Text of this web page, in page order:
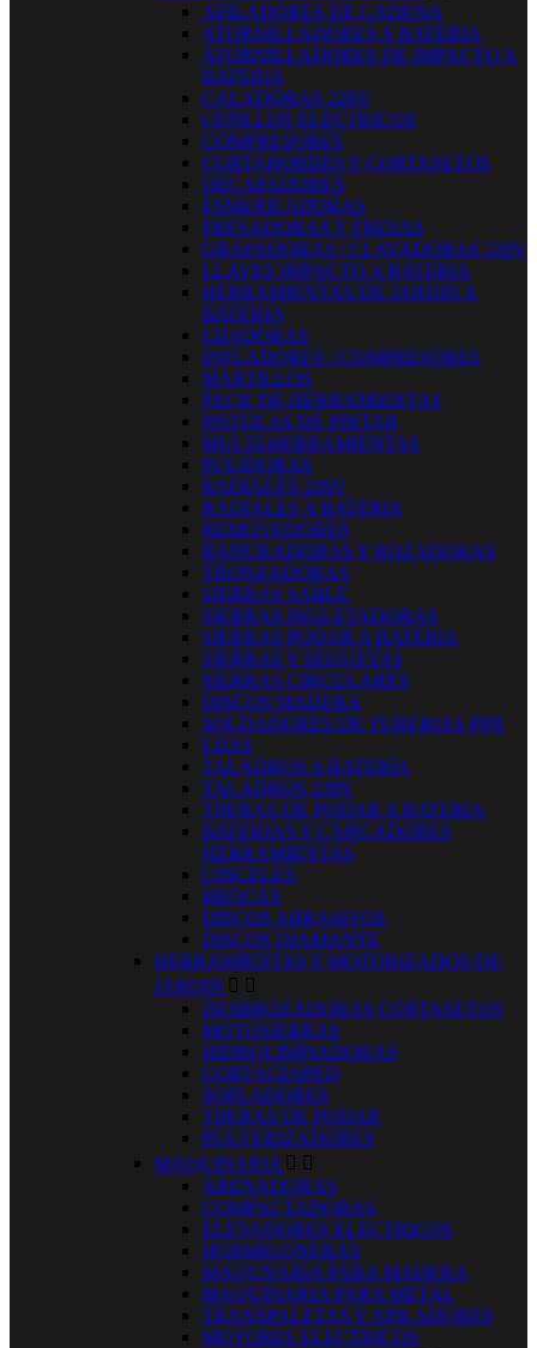
AFILADORES DE CADENA
ATORNILLADORES A BATERIA
ATORNILLADORES DE IMPACTO A
BATERIA
CALADORAS 220V
CEPILLOS ELECTRICOS
COMPRESORES
CORTABORDES Y CORTASETOS
DECAPADORES
ESMERILADORAS
FRESADORAS Y FRESAS
GRAPADORAS / CLAVADORAS 220V
LLAVES IMPACTO A BATERIA
HERRAMIENTAS DE JARDIN A
BATERIA
LIJADORAS
INFLADORES / COMPRESORES
MARTILLOS
PACK DE HERRAMIENTAS
PISTOLAS DE PINTAR
MULTI-HERRAMIENTAS
PULIDORAS
RADIALES 220V
RADIALES A BATERIA
REMOVEDORES
RANURADORAS Y ROZADORAS
TRONZADORAS
SIERRAS SABLE
SIERRAS INGLETADORAS
SIERRAS PODAR A BATERIA
SIERRAS Y SEGUETAS
SIERRAS CIRCULARES
DISCOS MADERA
SOLDADORES DE TUBERIAS PPR
LIJAS
TALADROS A BATERÍA
TALADROS 220V
TIJERAS DE PODAR A BATERIA
BATERIAS Y CARGADORES
HERRAMIENTAS
CINCELES
BROCAS
DISCOS ABRASIVOS
DISCOS DIAMANTE
HERRAMIENTAS Y MOTORIZADOS DE
JARDIN  
DESBROZADORAS CORTASETOS
MOTOSIERRAS
HIDROLIMPIADORAS
CORTACESPED
SOPLADORES
TIJERAS DE PODAR
PULVERIZADORES
MAQUINARIA  
ARENADORAS
COMPACTADORAS
ELEVADORES ELECTRICOS
HORMIGONERAS
MAQUNARIA PARA MADERA
MAQUINARIA PARA METAL
TRANSPALETAS Y APILADORES
MOTORES ELECTRICOS